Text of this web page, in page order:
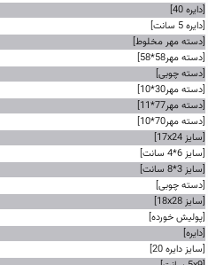
[دايره 40]
[دايره 5 سانت]
[دسته مهر مخلوط]
[دسته مهر58*58]
[دسته چوبی]
[دسته مهر30*10]
[دسته مهر77*11]
[دسته مهر70*10]
[سایز 17x24]
[سایز 6*4 سانت]
[سایز 3*8 سانت]
[دسته چوبی]
[سایز 18x28]
[پولیش خورده]
[دایره]
[سایز دایره 20]